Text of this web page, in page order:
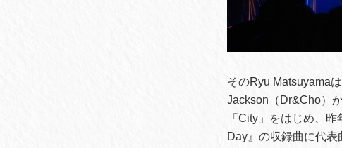
そのRyu Matsuyama
Jackson（Dr&Cho）
「City」をはじめ、
Day』の収録曲に代